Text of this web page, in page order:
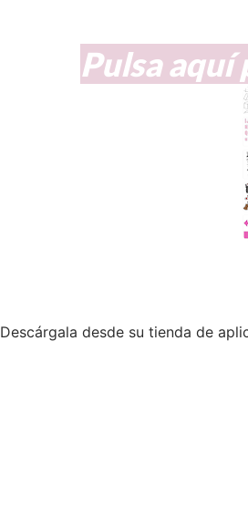
Pulsa aquí
Descárgala desde su tienda de